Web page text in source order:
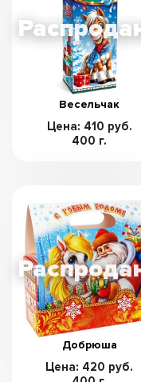
Весельчак
Цена: 410 руб.
400 г.
Добрюша
Цена: 420 руб.